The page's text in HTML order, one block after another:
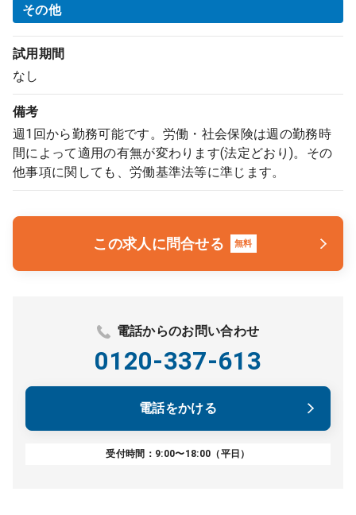
その他
試用期間
なし
備考
週1回から勤務可能です。労働・社会保険は週の勤務時
間によって適用の有無が変わります(法定どおり)。その
他事項に関しても、労働基準法等に準じます。
この求人に問合せる 無料
電話からのお問い合わせ
0120-337-613
電話をかける
受付時間：9:00〜18:00（平日）